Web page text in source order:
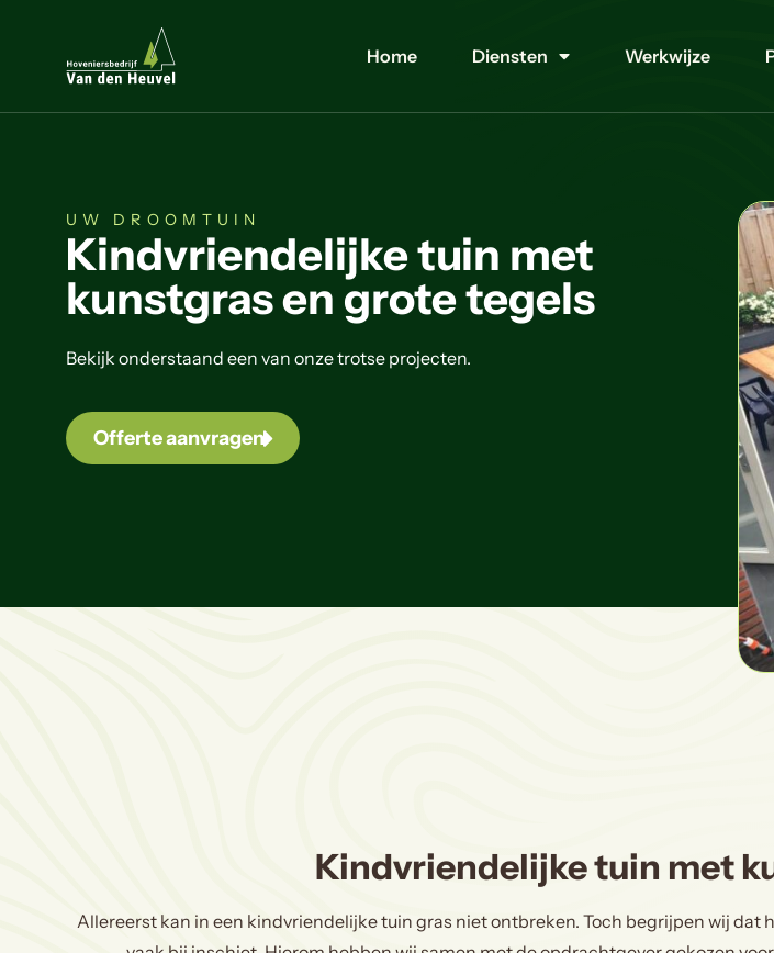
Home Diensten Werkwijze
UW DROOMTUIN
Kindvriendelijke tuin met
kunstgras en grote tegels
Bekijk onderstaand een van onze trotse projecten.
Offerte aanvragen
Kindvriendelijke tuin met
Allereerst kan in een kindvriendelijke tuin gras niet ontbreken. Toch begrijpen wij